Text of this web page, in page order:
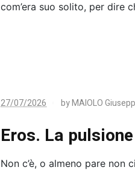
com’era suo solito, per dire
27/07/2026 byMAIOLO
Eros. La
Non c’è, o almeno pare non